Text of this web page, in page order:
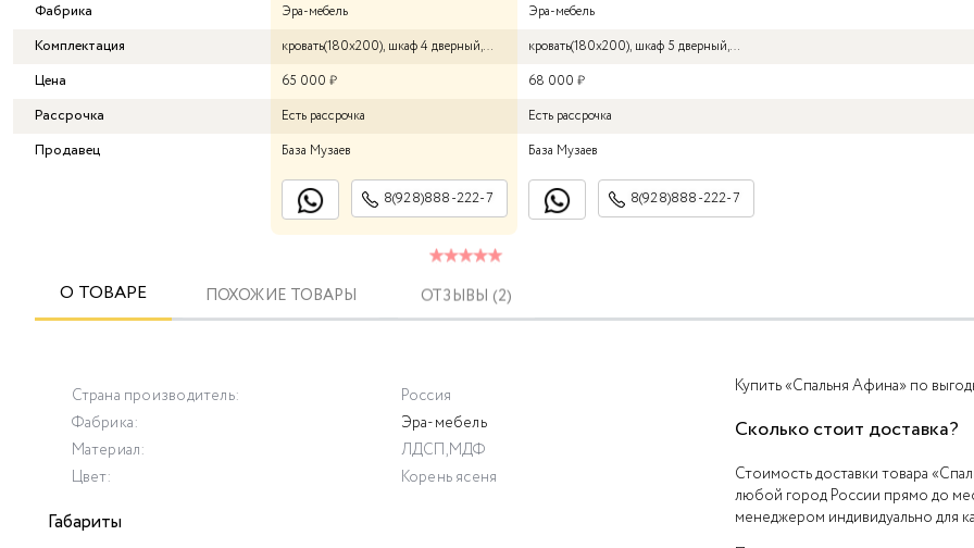
Эра-мебель
кровать(180х200), шкаф 4 дверный, туалетный стол, зеркало, пуф, основание, матрас.
65 000 ₽
Есть рассрочка
База Музаев
8(928)888-222-7
Эра-мебель
кровать(180х200), шкаф 5 дверный, туалетный стол, зеркало, пуф, основание,
68 000 ₽
Есть рассрочка
База Музаев
8(928)888-222-7
Фабрика
Комплектация
Цена
Рассрочка
Продавец
О ТОВАРЕ ПОХОЖИЕ ТОВАРЫ ОТЗЫВЫ (2)
Страна производитель:
Россия
Фабрика:
Эра-мебель
Материал:
ЛДСП,МДФ
Цвет:
Корень ясеня
Габариты
Купить «Спальня Афина» по
Сколько стоит доставка?
Стоимость доставки товара
любой город России прямо до
менеджером индивидуально для